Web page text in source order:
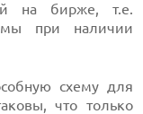
на бирже, т.е.
при наличии
схему для
что только